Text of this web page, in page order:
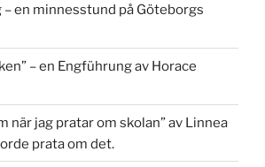
en minnesstund på Göteborgs
– en Engführung av Horace
när jag pratar om skolan” av Linnea
prata om det.